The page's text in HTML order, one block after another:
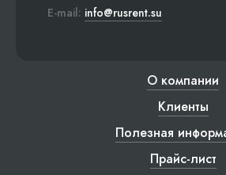
E-mail: info@rusrent.su
О компании
Клиенты
Полезная
Прайс-лист